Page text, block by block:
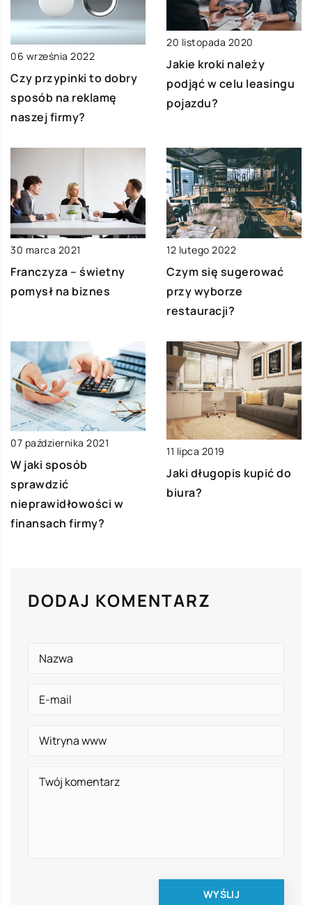
06 września 2022
Czy przypinki to dobry
sposób na reklamę
naszej firmy?
20 listopada 2020
Jakie kroki należy
podjąć w celu leasingu
pojazdu?
30 marca 2021
Franczyza – świetny
pomysł na biznes
12 lutego 2022
Czym się sugerować
przy wyborze
restauracji?
07 października 2021
W jaki sposób
sprawdzić
nieprawidłowości w
finansach firmy?
11 lipca 2019
Jaki długopis kupić do
biura?
DODAJ KOMENTARZ